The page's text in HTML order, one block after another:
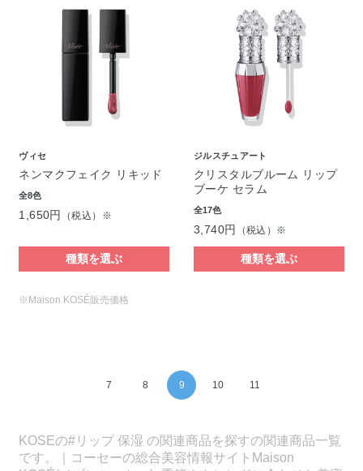
ヴィセ
ネンマクフェイク リキッド
全8色
1,650円 （税込）※
種類を選ぶ
ジルスチュアート
クリスタルブルーム リップ
ブーケ セラム
全17色
3,740円 （税込）※
種類を選ぶ
※Maison KOSÉ販売価格
7 8 9 10 11
KOSEの#リップ 保湿 の関連商品を探すの関連商品一覧
です。｜コーセーの総合美容情報サイトMaison